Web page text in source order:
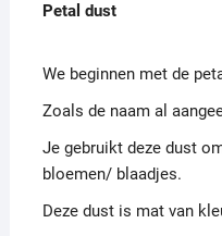
Petal dust
We beginnen met de
Zoals de naam al
Je gebruikt deze dust
bloemen/ blaadjes.
Deze dust is mat van